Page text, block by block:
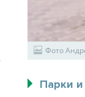
Фото
Парки